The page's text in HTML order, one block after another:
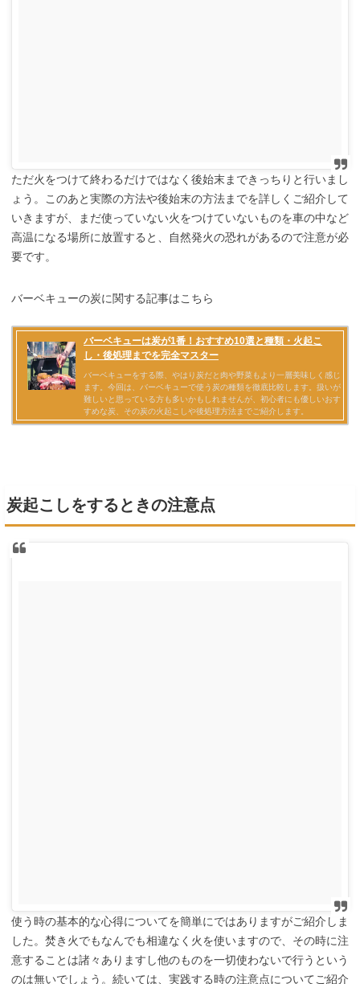
ただ火をつけて終わるだけではなく後始末まできっちりと行いまし
ょう。このあと実際の方法や後始末の方法までを詳しくご紹介して
いきますが、まだ使っていない火をつけていないものを車の中など
高温になる場所に放置すると、自然発火の恐れがあるので注意が必
要です。
バーベキューの炭に関する記事はこちら
炭起こしをするときの注意点
使う時の基本的な心得についてを簡単にではありますがご紹介しま
した。焚き火でもなんでも相違なく火を使いますので、その時に注
意することは諸々ありますし他のものを一切使わないで行うという
のは無いでしょう。続いては、実践する時の注意点についてご紹介